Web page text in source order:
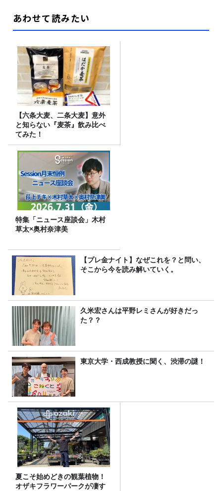
あわせて読みたい
【六条大麦、二条大麦】意外
と知らない『麦茶』飲み比べ
てみた！
特集「ニュース座談会」木村
草太×奥村奈津美
【プレ金ナイト】なぜこれを？と問い、
そこから今を読み解いていく。
久米宏さんは平野レミさんが好きだっ
た？？
東京大学・西成教授に聞く、渋滞の謎！
夏こそ始めどきの観葉植物！
オザキフラワーパークが凄す